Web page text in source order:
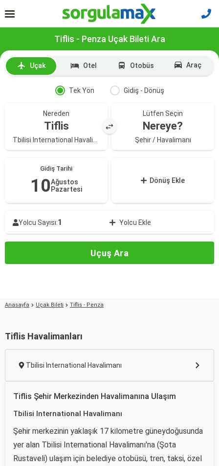
Tiflis - Penza Uçak Bileti Ara
Uçak Otel Otobüs Araç
Tek Yön Gidiş - Dönüş
Nereden
Tiflis
Lütfen Seçin
Nereye?
Şehir / Havalimanı
Gidiş Tarihi
10Ağustos
Pazartesi
Dönüş Ekle
Yolcu Sayısı:1 Yolcu Ekle
Uçuş Ara
Anasayfa Uçak Bileti Tiflis - Penza
Tiflis Havalimanları
Tbilisi International Havalimanı
Tiflis Şehir Merkezinden Havalimanına Ulaşım
Tbilisi International Havalimanı
Şehir merkezinin yaklaşık 17 kilometre güneydoğusunda
yer alan Tbilisi International Havalimanı'na (Şota
Rustaveli) ulaşım için belediye otobüsü, tren, taksi, özel